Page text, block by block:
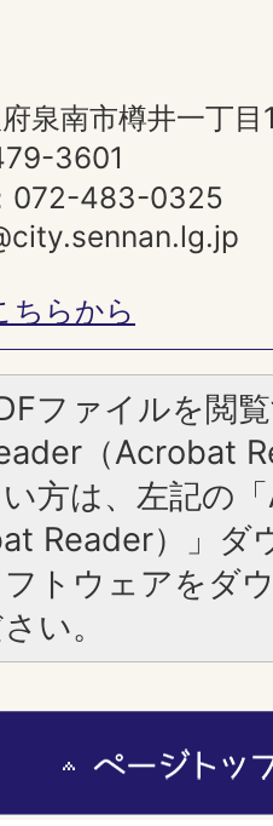
泉南市樽井一丁目
3601
072-483-0325
ちらから
ファイルを閲
（Acrobat
方は、左記の
Reader）」ダ
トウェアをダ
い。